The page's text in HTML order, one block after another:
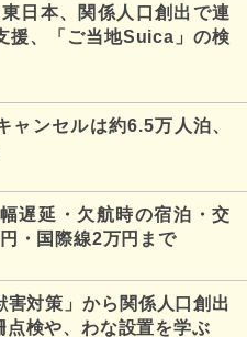
日本、関係人口創出で連
援、「ご当地Suica」の検
ャンセルは約6.5万人泊、
遅延・欠航時の宿泊・交
・国際線2万円まで
対策」から関係人口創出
検や、わな設置を学ぶ